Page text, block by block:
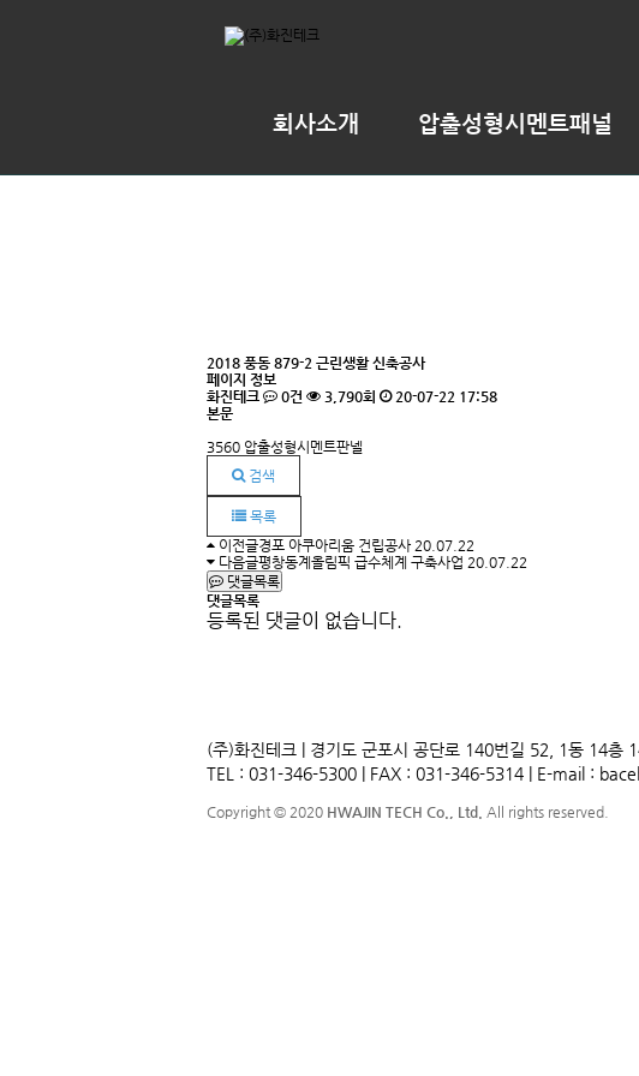
회사소개 압출성형시멘트패널
2018 풍동 879-2 근린생활 신축공사
페이지 정보
화진테크
0건 3,790회
20-07-22 17:58
본문
3560 압출성형시멘트판넬
검색
목록
이전글경포 아쿠아리움 건립공사 20.07.22
다음글평창동계올림픽 급수체계 구축사업 20.07.22
댓글목록
댓글목록
등록된 댓글이 없습니다.
(주)화진테크 | 경기도 군포시 공단로 140번길 52, 1동 14층
TEL : 031-346-5300 | FAX : 031-346-5314 | E-mail :
Copyright © 2020 HWAJIN TECH Co., Ltd. All rights reserved.